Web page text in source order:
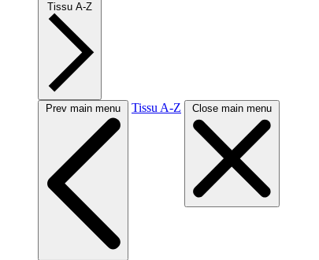
Tissu A-Z
Prev main menu Tissu A-Z Close main menu